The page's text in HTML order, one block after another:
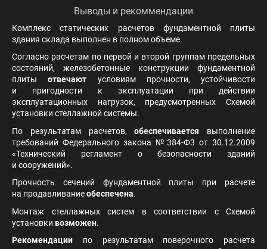
Выводы и рекоммендации
Комплекс статических расчетов фундаментной плиты
здания склада выполнен в полном объеме.
Согласно расчетам по первой и второй группам предельных
состояний, железобетонные конструкции фундаментной
плитыотвечают условиям прочности, устойчивости
и пригодности к эксплуатации при действии
эксплуатационных нагрузок, предусмотренных Схемой
установки стеллажной системы.
По результатам расчетов,обеспечивается выполнение
требований Федерального закона № 384-Ф3 от 30.12.2009
«Технический регламент о безопасности зданий
и сооружений».
Прочность сечений фундаментной плиты при расчете
на продавливаниеобеспечена.
Монтаж стеллажных систем в соответствии с Схемой
установки возможен.
Рекомендации по результатам поверочного расчета